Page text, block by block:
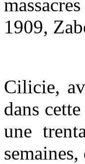
Cilicie,
dans
une